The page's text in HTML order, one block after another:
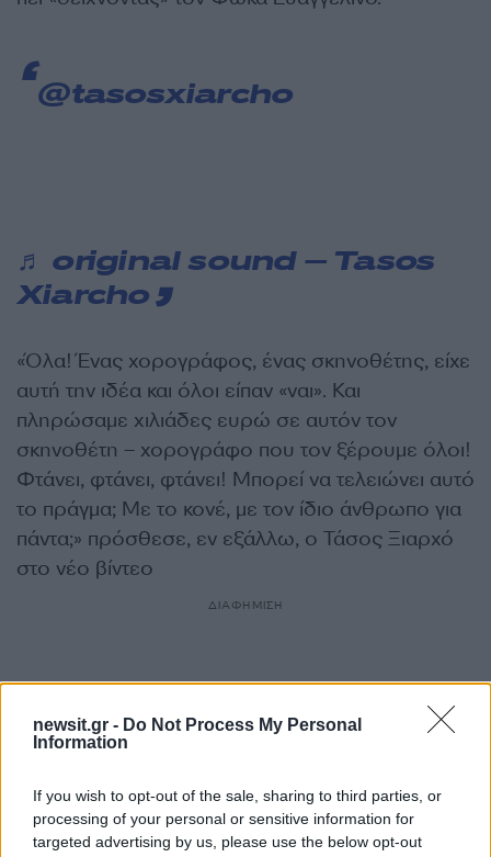
newsit.gr - Do Not Process My Personal
Information
If you wish to opt-out of the sale, sharing to third parties, or
processing of your personal or sensitive information for
targeted advertising by us, please use the below opt-out
@tasosxiarcho
♬ original sound – Tasos
Xiarcho
«Όλα! Ένας χορογράφος, ένας σκηνοθέτης, είχε
αυτή την ιδέα και όλοι είπαν «ναι». Και
πληρώσαμε χιλιάδες ευρώ σε αυτόν τον
σκηνοθέτη – χορογράφο που τον ξέρουμε όλοι!
Φτάνει, φτάνει, φτάνει! Μπορεί να τελειώνει αυτό
το πράγμα; Με το κονέ, με τον ίδιο άνθρωπο για
πάντα;» πρόσθεσε, εν εξάλλω, ο Τάσος Ξιαρχό
στο νέο βίντεο
ΔΙΑΦΗΜΙΣΗ